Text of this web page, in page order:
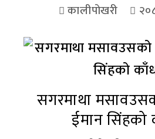
कालीपोखरी
सगरमाथा
ईमान सिंहको